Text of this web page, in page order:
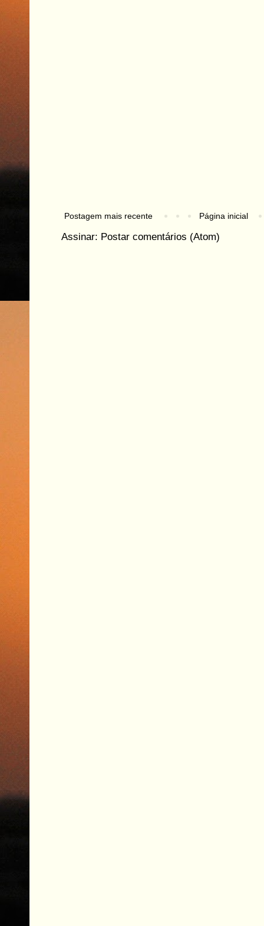
Postagem mais recente Página inicial
Assinar: Postar comentários (Atom)